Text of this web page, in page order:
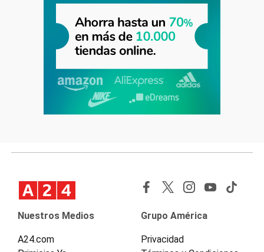
Nuestros Medios
A24.com
Grupo América
Privacidad